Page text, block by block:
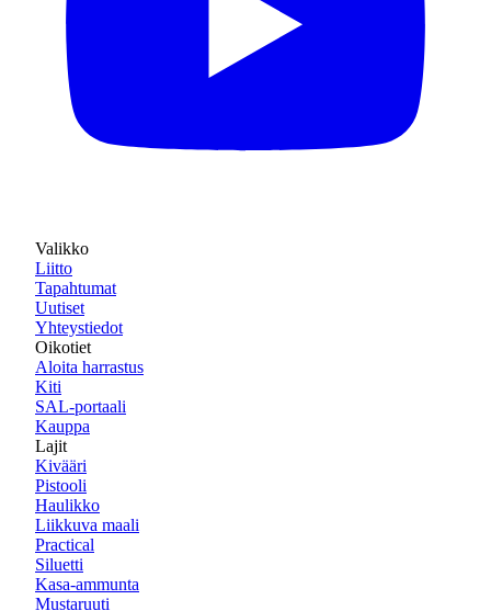
Valikko
Liitto
Tapahtumat
Uutiset
Yhteystiedot
Oikotiet
Aloita harrastus
Kiti
SAL-portaali
Kauppa
Lajit
Kivääri
Pistooli
Haulikko
Liikkuva maali
Practical
Siluetti
Kasa-ammunta
Mustaruuti